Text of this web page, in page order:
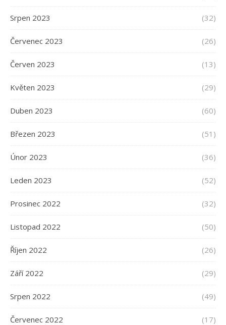
Srpen 2023 (32)
Červenec 2023 (26)
Červen 2023 (13)
Květen 2023 (29)
Duben 2023 (60)
Březen 2023 (51)
Únor 2023 (36)
Leden 2023 (52)
Prosinec 2022 (32)
Listopad 2022 (50)
Říjen 2022 (26)
Září 2022 (29)
Srpen 2022 (49)
Červenec 2022 (17)